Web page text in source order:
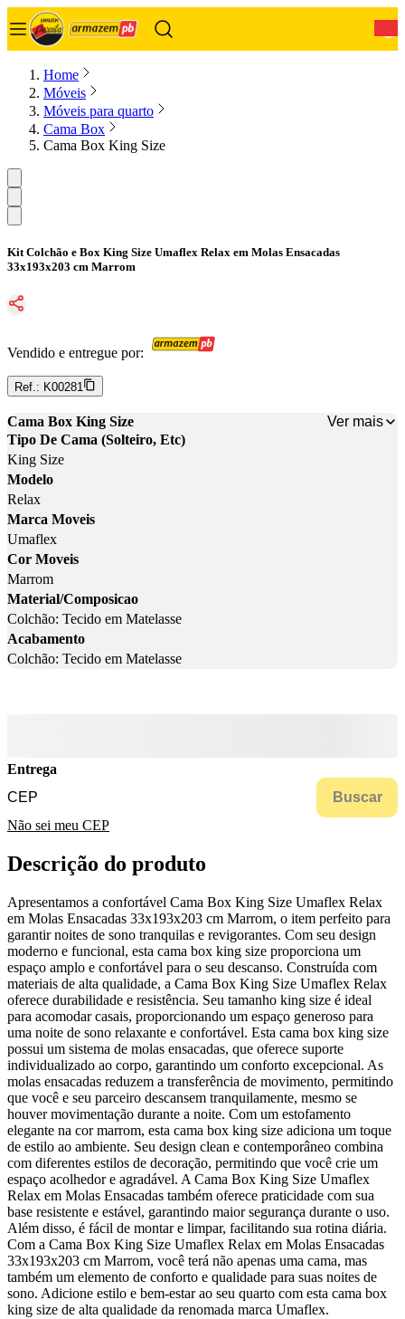
Home
Móveis
Móveis para quarto
Cama Box
Cama Box King Size
Kit Colchão e Box King Size Umaflex Relax em Molas Ensacadas
33x193x203 cm Marrom
Vendido e entregue por:
Ref.: K00281
Cama Box King Size
Ver mais
Tipo De Cama (Solteiro, Etc)
King Size
Modelo
Relax
Marca Moveis
Umaflex
Cor Moveis
Marrom
Material/Composicao
Colchão: Tecido em Matelasse
Acabamento
Colchão: Tecido em Matelasse
Entrega
Buscar
Não sei meu CEP
Descrição do produto
Apresentamos a confortável Cama Box King Size Umaflex Relax
em Molas Ensacadas 33x193x203 cm Marrom, o item perfeito para
garantir noites de sono tranquilas e revigorantes. Com seu design
moderno e funcional, esta cama box king size proporciona um
espaço amplo e confortável para o seu descanso. Construída com
materiais de alta qualidade, a Cama Box King Size Umaflex Relax
oferece durabilidade e resistência. Seu tamanho king size é ideal
para acomodar casais, proporcionando um espaço generoso para
uma noite de sono relaxante e confortável. Esta cama box king size
possui um sistema de molas ensacadas, que oferece suporte
individualizado ao corpo, garantindo um conforto excepcional. As
molas ensacadas reduzem a transferência de movimento, permitindo
que você e seu parceiro descansem tranquilamente, mesmo se
houver movimentação durante a noite. Com um estofamento
elegante na cor marrom, esta cama box king size adiciona um toque
de estilo ao ambiente. Seu design clean e contemporâneo combina
com diferentes estilos de decoração, permitindo que você crie um
espaço acolhedor e agradável. A Cama Box King Size Umaflex
Relax em Molas Ensacadas também oferece praticidade com sua
base resistente e estável, garantindo maior segurança durante o uso.
Além disso, é fácil de montar e limpar, facilitando sua rotina diária.
Com a Cama Box King Size Umaflex Relax em Molas Ensacadas
33x193x203 cm Marrom, você terá não apenas uma cama, mas
também um elemento de conforto e qualidade para suas noites de
sono. Adicione estilo e bem-estar ao seu quarto com esta cama box
king size de alta qualidade da renomada marca Umaflex.